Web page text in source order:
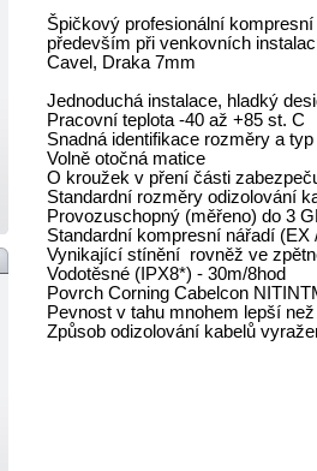
Špičkový profesionální
především při venkovních
Cavel, Draka 7mm
Jednoduchá instalace, hladký
Pracovní teplota -40 až +85 st. C
Snadná identifikace rozměry a
Volně otočná matice
O kroužek v pření části
Standardní rozměry odizolování
Provozuschopný (měřeno) do 3
Standardní kompresní nářadí (EX
Vynikající stínění rovněž ve
Vodotěsné (IPX8*) - 30m/8hod
Povrch Corning Cabelcon
Pevnost v tahu mnohem lepší
Způsob odizolování kabelů